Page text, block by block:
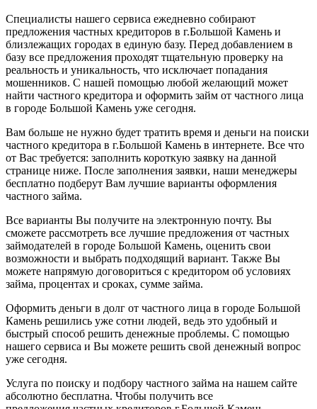
Специалисты нашего сервиса ежедневно собирают
предложения частных кредиторов в г.Большой Камень и
близлежащих городах в единую базу. Перед добавлением в
базу все предложения проходят тщательную проверку на
реальность и уникальность, что исключает попадания
мошенников. С нашей помощью любой желающий может
найти частного кредитора и оформить займ от частного лица
в городе Большой Камень уже сегодня.
Вам больше не нужно будет тратить время и деньги на поиски
частного кредитора в г.Большой Камень в интернете. Все что
от Вас требуется: заполнить короткую заявку на данной
странице ниже. После заполнения заявки, наши менеджеры
бесплатно подберут Вам лучшие варианты оформления
частного займа.
Все варианты Вы получите на электронную почту. Вы
сможете рассмотреть все лучшие предложения от частных
займодателей в городе Большой Камень, оценить свои
возможности и выбрать подходящий вариант. Также Вы
можете напрямую договориться с кредитором об условиях
займа, процентах и сроках, сумме займа.
Оформить деньги в долг от частного лица в городе Большой
Камень решились уже сотни людей, ведь это удобный и
быстрый способ решить денежные проблемы. С помощью
нашего сервиса и Вы можете решить свой денежный вопрос
уже сегодня.
Услуга по поиску и подбору частного займа на нашем сайте
абсолютно бесплатна. Чтобы получить все